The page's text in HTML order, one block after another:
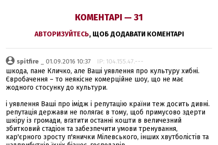
КОМЕНТАРІ — 31
АВТОРИЗУЙТЕСЬ, ЩОБ ДОДАВАТИ КОМЕНТАРІ
spitfire _ 01.09.2016 10:37 IP: 104.155.47.---
шкода, пане Кличко, але Ваші уявлення про культуру хибні.
Євробачення – то неякісне комерційне шоу, що не має
жодного стосунку до культури.
і уявлення Ваші про імідж і репутацію країни теж досить дивні.
репутація держави не полягає в тому, щоб примусово здерти
шкіру із громади, вгатити останні кошти в величезний
збитковий стадіон та забезпечити умови тренування,
кар'єрного зросту п'янички Мілевського, інших хвутболістів та